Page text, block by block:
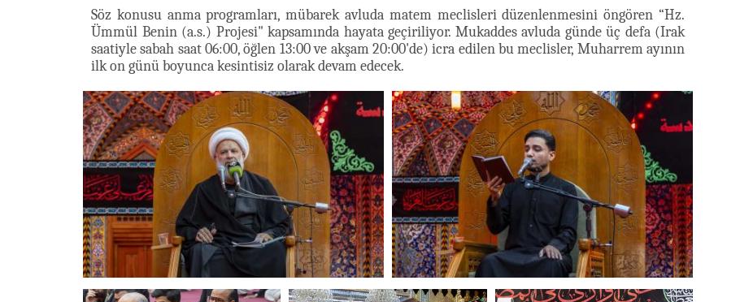
Söz konusu anma programları, mübarek avluda matem meclisleri düzenlenmesini öngören “Hz.
Ümmül Benin (a.s.) Projesi" kapsamında hayata geçiriliyor. Mukaddes avluda günde üç defa (Irak
saatiyle sabah saat 06:00, öğlen 13:00 ve akşam 20:00'de) icra edilen bu meclisler, Muharrem ayının
ilk on günü boyunca kesintisiz olarak devam edecek.